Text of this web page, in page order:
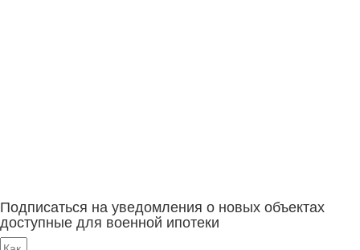
Подписаться на уведомления о новых объектах
доступные для военной ипотеки